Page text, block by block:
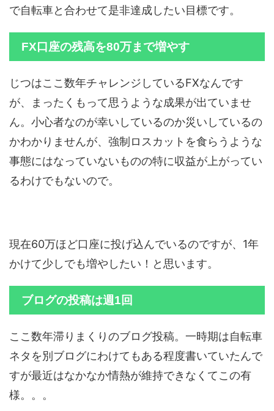
で自転車と合わせて是非達成したい目標です。
FX口座の残高を80万まで増やす
じつはここ数年チャレンジしているFXなんです
が、まったくもって思うような成果が出ていませ
ん。小心者なのが幸いしているのか災いしているの
かわかりませんが、強制ロスカットを食らうような
事態にはなっていないものの特に収益が上がってい
るわけでもないので。
現在60万ほど口座に投げ込んでいるのですが、1年
かけて少しでも増やしたい！と思います。
ブログの投稿は週1回
ここ数年滞りまくりのブログ投稿。一時期は自転車
ネタを別ブログにわけてもある程度書いていたんで
すが最近はなかなか情熱が維持できなくてこの有
様。。。